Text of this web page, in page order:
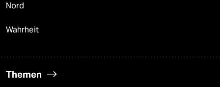
Nord
Wahrheit
Themen